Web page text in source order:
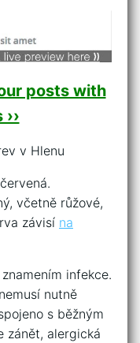
posts with
v Hlenu
včetně růžové,
závisí na
infekce.
nutně
s běžným
zánět, alergická